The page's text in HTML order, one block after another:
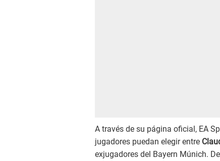
A través de su página oficial, EA
jugadores puedan elegir entre
exjugadores del Bayern Múnich.